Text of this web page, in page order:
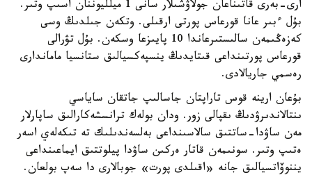
ارى-بەرى قاتىناعان جولاۋشىلار سانى 1 ميلليوننان اسىپ وتىر.
بۇل ءبىر عانا قورعاس پورتى ارقىلى. وتكەن جىلدىڭ وسى
كەزەڭىمەن سالىستىرعاندا 10 پايىزعا وسكەن. بۇل تۋرالى
قورعاس پورتىنداعى قىتايدىڭ ينسپەكسيالىق ستانسيا ماماندارى
رەسمي جاريالادى.
بۇعان ارينە قوس تاراپتان جاسالىپ جاتقان ساياسي
ىنتالاندىرۋدىڭ ىقپالى زور. ودان بولەك ترانسشەكارالىق ساپارلار
مەن ساۋدا-ساتتىق سالاسىنداعى بەلسەندىلىك تە تىكەلەي اسەر
ەتىپ وتىر. سونىمەن قاتار ەركىن ساۋدا پيلوتتىق ايماعىنداعى
يننوۆاتسيالىق جانە «اقىلدى پورت» جوبالارى دا سەپ بولعان.